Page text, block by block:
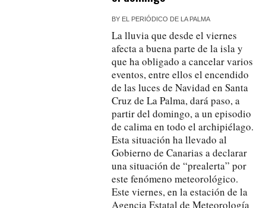
BY EL PERIÓDICO DE LA PALMA
La lluvia que desde el viernes
afecta a buena parte de la isla y
que ha obligado a cancelar varios
eventos, entre ellos el encendido
de las luces de Navidad en Santa
Cruz de La Palma, dará paso, a
partir del domingo, a un episodio
de calima en todo el archipiélago.
Esta situación ha llevado al
Gobierno de Canarias a declarar
una situación de “prealerta” por
este fenómeno meteorológico.
Este viernes, en la estación de la
Agencia Estatal de Meteorología